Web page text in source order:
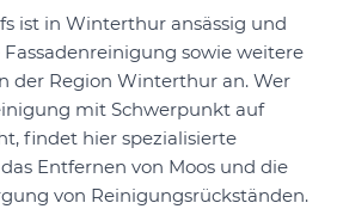
ist in Winterthur ansässig und
sowie weitere
der Region Winterthur an. Wer
mit Schwerpunkt auf
findet hier spezialisierte
Entfernen von Moos und die
von Reinigungsrückständen.